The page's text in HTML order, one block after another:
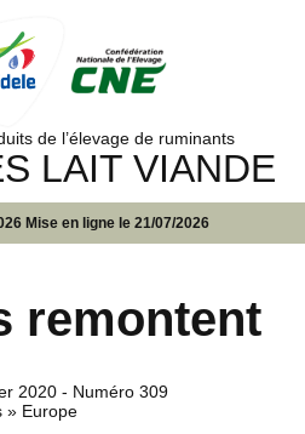
de l’élevage de ruminants
LAIT VIANDE
Mise en ligne le 21/07/2026
remontent
2020 - Numéro 309
» Europe